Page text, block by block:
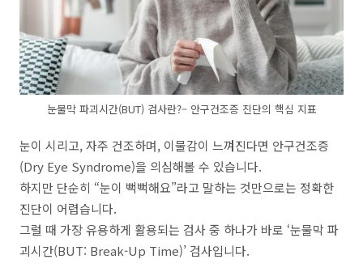
눈물막 파괴시간(BUT) 검사란?– 안구건조증 진단의 핵심 지표
눈이 시리고, 자주 건조하며, 이물감이 느껴진다면 안구건조증
(Dry Eye Syndrome)을 의심해볼 수 있습니다.
하지만 단순히 “눈이 뻑뻑해요”라고 말하는 것만으로는 정확한
진단이 어렵습니다.
그럴 때 가장 유용하게 활용되는 검사 중 하나가 바로 ‘눈물막 파
괴시간(BUT: Break-Up Time)’ 검사입니다.